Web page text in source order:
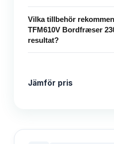
Vilka tillbehör
TFM610V Bordfræser
resultat?
Jämför pris